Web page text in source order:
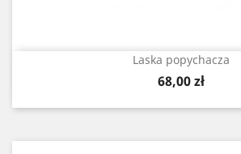
Laska popychacza
Cena
68,00 zł